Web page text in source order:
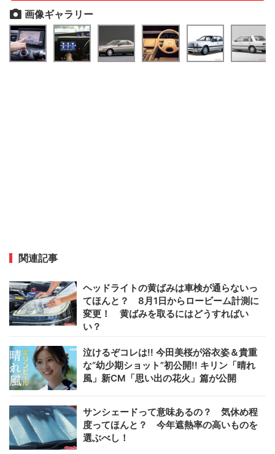
画像ギャラリー
関連記事
ヘッドライトの黄ばみは車検が通らないっ
てほんと？ 8月1日からロービーム計測に
変更！ 黄ばみを取るにはどうすればい
い？
泣けるぞコレは!! 今田美桜が浴衣姿＆貴重
な“幼少期ショット”初公開!! キリン「晴れ
風」新CM「思い出の花火」篇が公開
サンシェードって意味あるの？ 気休め程
度ってほんと？ 今年遮熱率の高いものを
選ぶべし！